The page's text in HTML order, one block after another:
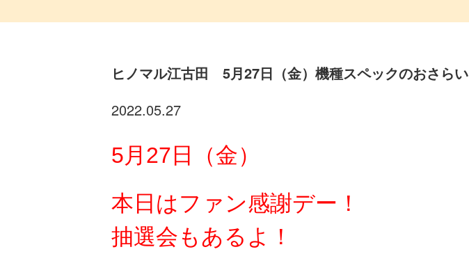
ヒノマル江古田 5月27日（金）機種スペックのおさらい
2022.05.27
5月27 日（金）
本日はファン感謝デー！
抽選会もあるよ！